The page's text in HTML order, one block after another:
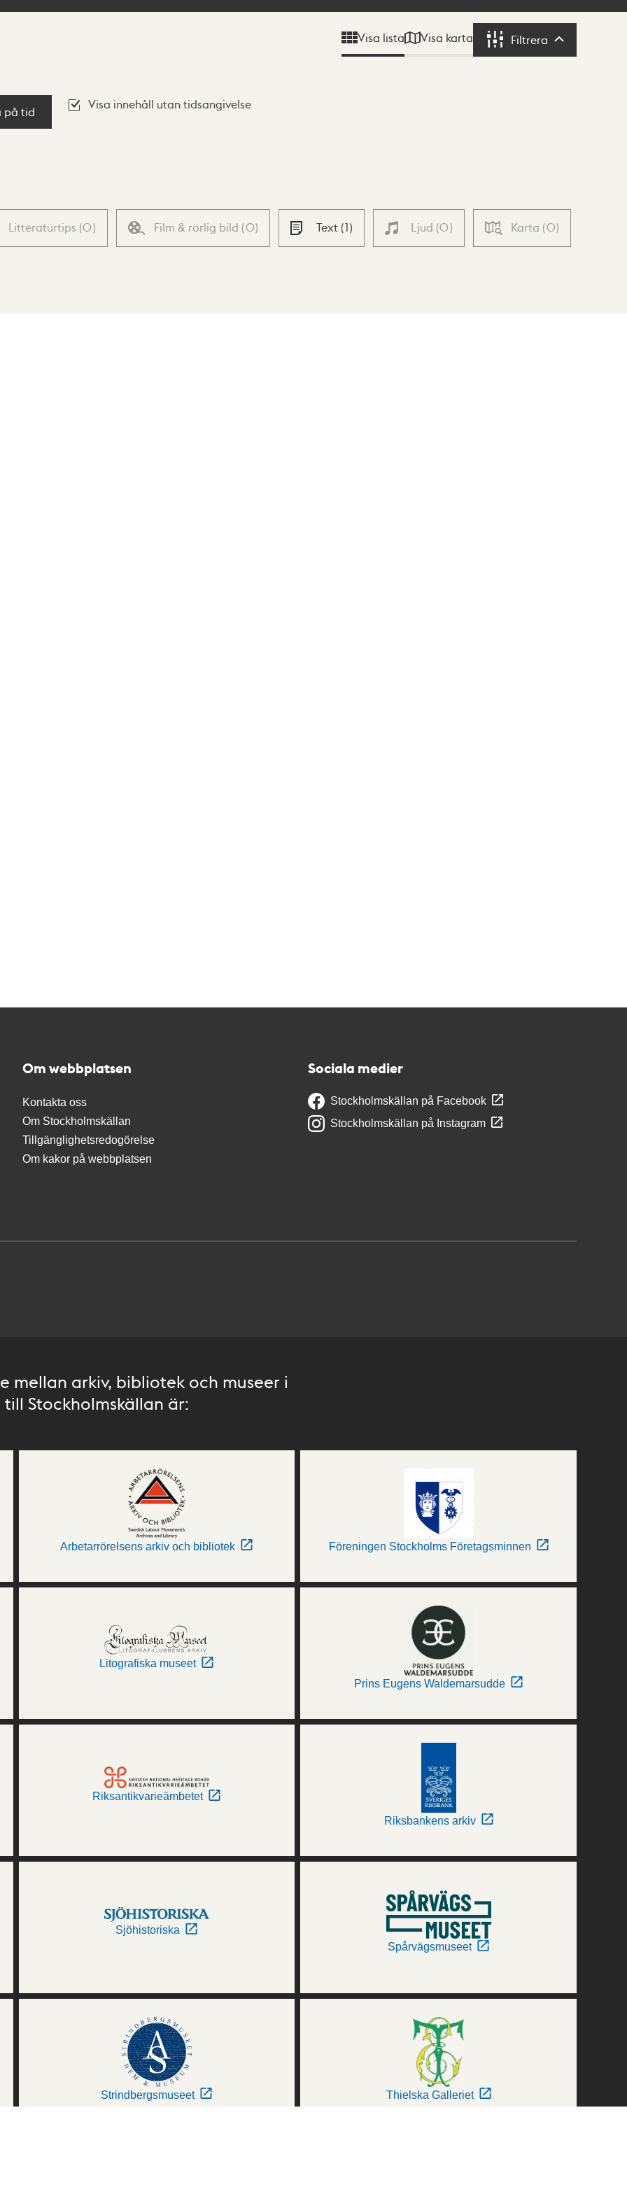
Visa lista Visa karta Filtrera Filtrera
på tid
Visa innehåll utan tidsangivelse
Litteraturtips (0) Film & rörlig bild (0) Text (1) Ljud (0) Karta (0)
Om webbplatsen
Kontakta oss
Om Stockholmskällan
Tillgänglighetsredogörelse
Om kakor på webbplatsen
Sociala medier
Stockholmskällan på Facebook
Stockholmskällan på Instagram
mellan arkiv, bibliotek och museer i
Stockholmskällan är:
Arbetarrörelsens arkiv och bibliotek Föreningen Stockholms Företagsminnen
Litografiska museet
Prins Eugens Waldemarsudde
Riksantikvarieämbetet
Riksbankens arkiv
Sjöhistoriska
Spårvägsmuseet
Strindbergsmuseet Thielska Galleriet